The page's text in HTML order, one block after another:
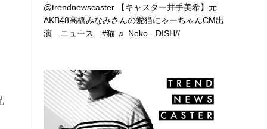
@trendnewscaster 【キャスター井手美希】元
AKB48高橋みなみさんの愛猫にゃーちゃんCM出
演 ニュース#猫 ♬ Neko - DISH//